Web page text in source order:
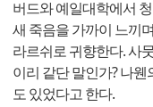
버드와 예일대학에서
새 죽음을 가까이 느끼
라르쉬로 귀향한다. 사
이리 같단 말인가? 나
도 있었다고 한다.